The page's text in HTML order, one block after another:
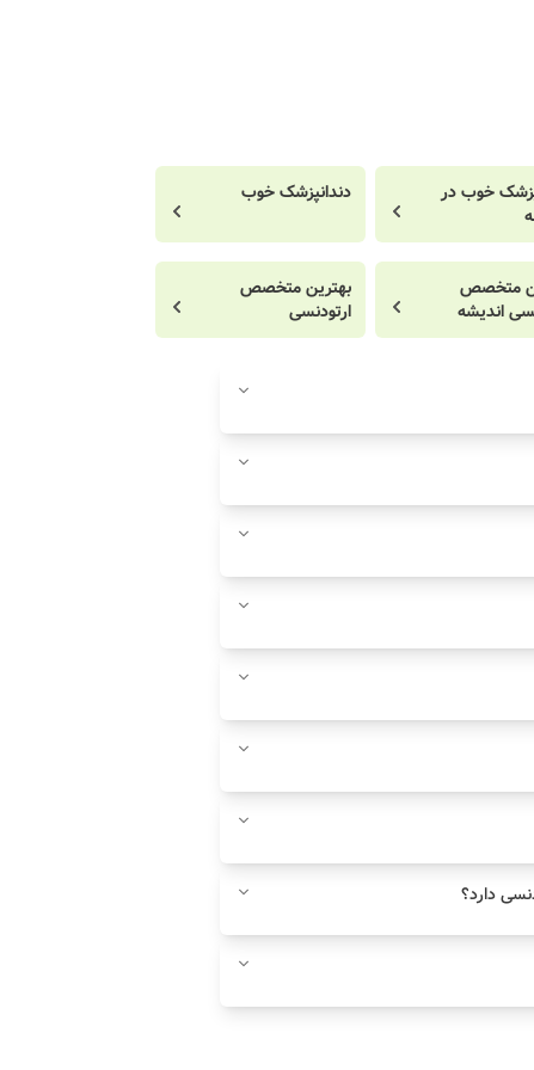
خوب در
دندانپزشک خوب
متخصص
اندیشه
بهترین متخصص
ارتودنسی
دارد؟